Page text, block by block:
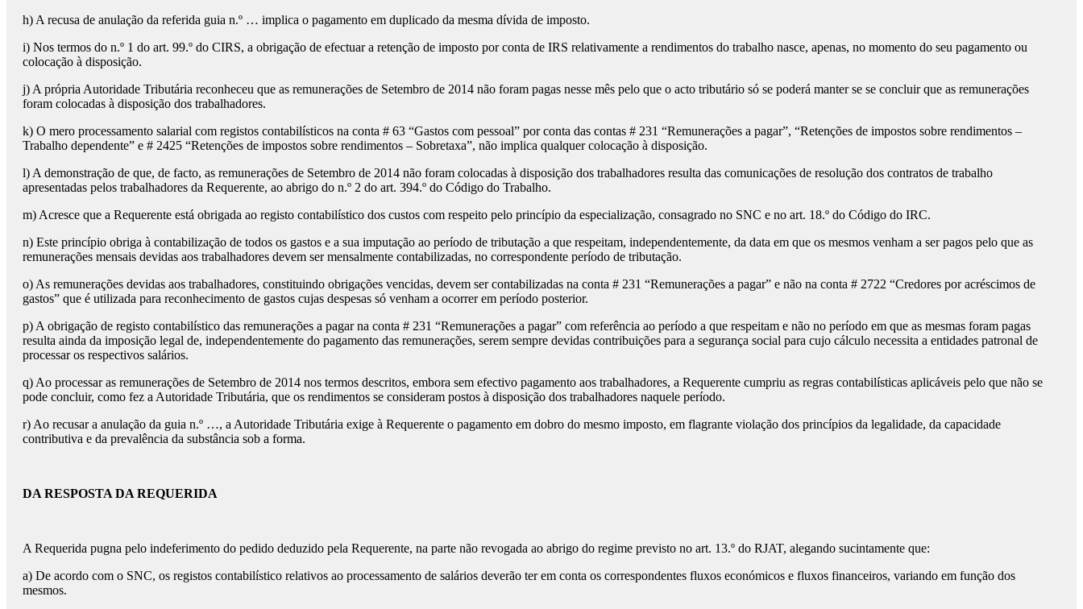
h) A recusa de anulação da referida guia n.º … implica o pagamento em duplicado da mesma dívida de imposto.
i) Nos termos do n.º 1 do art. 99.º do CIRS, a obrigação de efectuar a retenção de imposto por conta de IRS relativamente a rendimentos do trabalho nasce, apenas, no momento do seu pagamento ou
colocação à disposição.
j) A própria Autoridade Tributária reconheceu que as remunerações de Setembro de 2014 não foram pagas nesse mês pelo que o acto tributário só se poderá manter se se concluir que as remunerações
foram colocadas à disposição dos trabalhadores.
k) O mero processamento salarial com registos contabilísticos na conta # 63 “Gastos com pessoal” por conta das contas # 231 “Remunerações a pagar”, “Retenções de impostos sobre rendimentos –
Trabalho dependente” e # 2425 “Retenções de impostos sobre rendimentos – Sobretaxa”, não implica qualquer colocação à disposição.
l) A demonstração de que, de facto, as remunerações de Setembro de 2014 não foram colocadas à disposição dos trabalhadores resulta das comunicações de resolução dos contratos de trabalho
apresentadas pelos trabalhadores da Requerente, ao abrigo do n.º 2 do art. 394.º do Código do Trabalho.
m) Acresce que a Requerente está obrigada ao registo contabilístico dos custos com respeito pelo princípio da especialização, consagrado no SNC e no art. 18.º do Código do IRC.
n) Este princípio obriga à contabilização de todos os gastos e a sua imputação ao período de tributação a que respeitam, independentemente, da data em que os mesmos venham a ser pagos pelo que as
remunerações mensais devidas aos trabalhadores devem ser mensalmente contabilizadas, no correspondente período de tributação.
o) As remunerações devidas aos trabalhadores, constituindo obrigações vencidas, devem ser contabilizadas na conta # 231 “Remunerações a pagar” e não na conta # 2722 “Credores por acréscimos de
gastos” que é utilizada para reconhecimento de gastos cujas despesas só venham a ocorrer em período posterior.
p) A obrigação de registo contabilístico das remunerações a pagar na conta # 231 “Remunerações a pagar” com referência ao período a que respeitam e não no período em que as mesmas foram pagas
resulta ainda da imposição legal de, independentemente do pagamento das remunerações, serem sempre devidas contribuições para a segurança social para cujo cálculo necessita a entidades patronal de
processar os respectivos salários.
q) Ao processar as remunerações de Setembro de 2014 nos termos descritos, embora sem efectivo pagamento aos trabalhadores, a Requerente cumpriu as regras contabilísticas aplicáveis pelo que não se
pode concluir, como fez a Autoridade Tributária, que os rendimentos se consideram postos à disposição dos trabalhadores naquele período.
r) Ao recusar a anulação da guia n.º …, a Autoridade Tributária exige à Requerente o pagamento em dobro do mesmo imposto, em flagrante violação dos princípios da legalidade, da capacidade
contributiva e da prevalência da substância sob a forma.
DA RESPOSTA DA REQUERIDA
A Requerida pugna pelo indeferimento do pedido deduzido pela Requerente, na parte não revogada ao abrigo do regime previsto no art. 13.º do RJAT, alegando sucintamente que:
a) De acordo com o SNC, os registos contabilístico relativos ao processamento de salários deverão ter em conta os correspondentes fluxos económicos e fluxos financeiros, variando em função dos
mesmos.